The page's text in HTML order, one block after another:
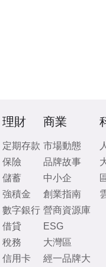
理財
定期存款
保險
儲蓄
強積金
數字銀行
借貸
稅務
信用卡
商業
市場動態
品牌故事
中小企
創業指南
營商資源庫
ESG
大灣區
經一品牌大